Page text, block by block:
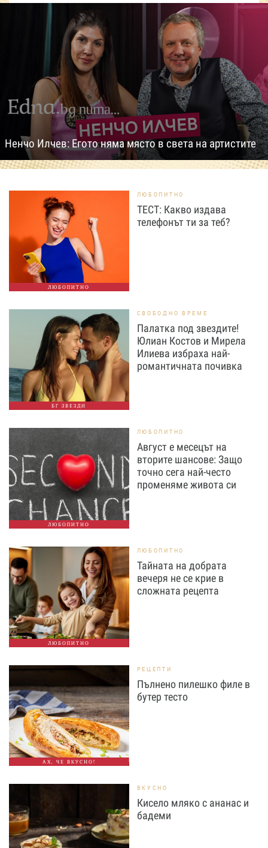
Ненчо Илчев: Егото няма място в света на артистите
ЛЮБОПИТНО
ЛЮБОПИТНО
ТЕСТ: Какво издава
телефонът ти за теб?
БГ ЗВЕЗДИ
СВОБОДНО ВРЕМЕ
Палатка под звездите!
Юлиан Костов и Мирела
Илиева избраха най-
романтичната почивка
ЛЮБОПИТНО
ЛЮБОПИТНО
Август е месецът на
вторите шансове: Защо
точно сега най-често
променяме живота си
ЛЮБОПИТНО
ЛЮБОПИТНО
Тайната на добрата
вечеря не се крие в
сложната рецепта
АХ, ЧЕ ВКУСНО!
РЕЦЕПТИ
Пълнено пилешко филе в
бутер тесто
ВКУСНО
Кисело мляко с ананас и
бадеми